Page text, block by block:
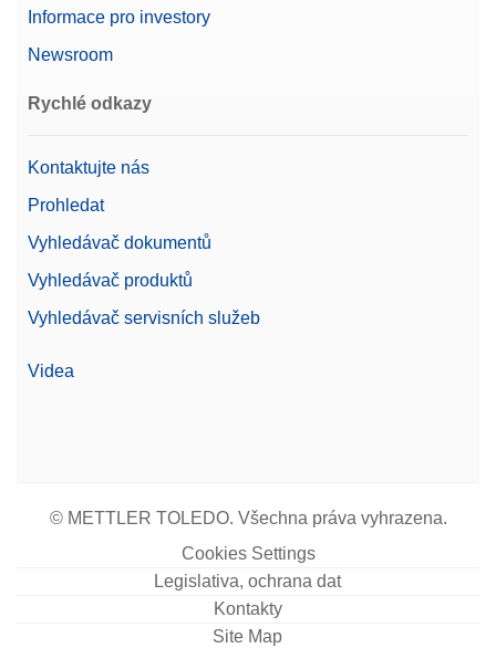
Informace pro investory
Newsroom
Rychlé odkazy
Kontaktujte nás
Prohledat
Vyhledávač dokumentů
Vyhledávač produktů
Vyhledávač servisních služeb
Videa
© METTLER TOLEDO. Všechna práva vyhrazena.
Cookies Settings
Legislativa, ochrana dat
Kontakty
Site Map